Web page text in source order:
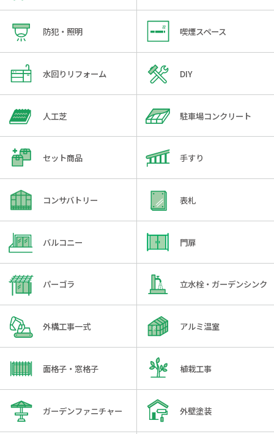
防犯・照明 喫煙スペース
水回りリフォーム DIY
人工芝 駐車場コンクリート
セット商品 手すり
コンサバトリー 表札
バルコニー 門扉
パーゴラ 立水栓・ガーデンシンク
外構工事一式 アルミ温室
面格子・窓格子 植栽工事
ガーデンファニチャー 外壁塗装